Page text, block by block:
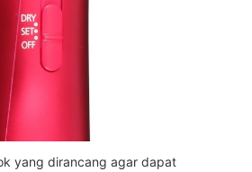
yang dirancang agar dapat